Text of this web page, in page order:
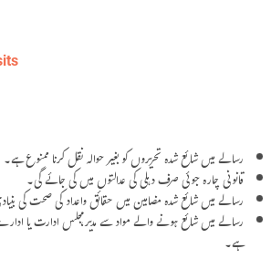
رسالے میں شائع شدہ تحریروں کو بغیر حوالہ نقل کرنا ممنوع ہے۔
قانونی چارہ جوئی صرف دہلی کی عدالتوں میں کی جائے گی۔
رسالے میں شائع شدہ مضامین میں حقائق واعداد کی صحت کی
رسالے میں شائع ہونے والے مواد سے مدیر،مجلس ادارت یا
ہے۔